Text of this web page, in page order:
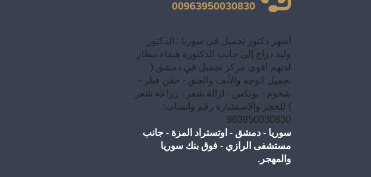
00963950030830
أشهر دكتور تجميل في سوريا : الدكتور
وليد دراج إلى جانب الدكتورة هيفاء بيطار
لديهم اقوى مركز تجميل في دمشق (
تجميل الوجه والأنف والعنق - حقن فيلر -
شحوم - بوتكس - ازالة شعر - زراعة شعر
) للحجز والاستشارة رقم وآتساب:
963950030830
سوريا - دمشق - اوتستراد المزة - جانب
مستشفى الرازي - فوق بنك سوريا
والمهجر.